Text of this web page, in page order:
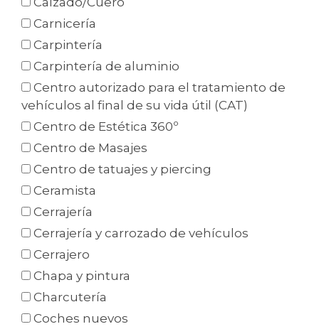
Carnicería
Carpintería
Carpintería de aluminio
Centro autorizado para el tratamiento de
vehículos al final de su vida útil (CAT)
Centro de Estética 360º
Centro de Masajes
Centro de tatuajes y piercing
Ceramista
Cerrajería
Cerrajería y carrozado de vehículos
Cerrajero
Chapa y pintura
Charcutería
Coches nuevos